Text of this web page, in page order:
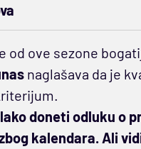
od ove sezone
naglašava da je
doneti odluku o
kalendara. Ali